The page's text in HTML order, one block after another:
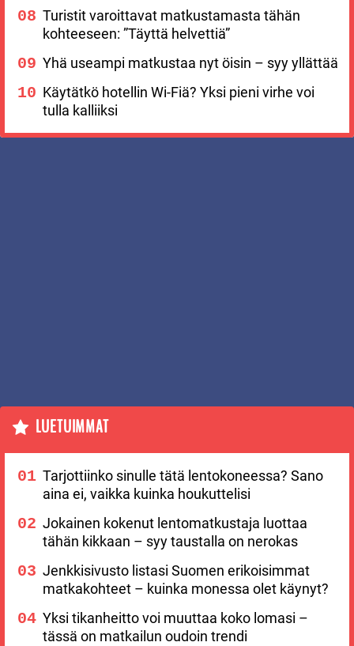
Turistit varoittavat matkustamasta tähän
kohteeseen: ”Täyttä helvettiä”
Yhä useampi matkustaa nyt öisin – syy yllättää
Käytätkö hotellin Wi-Fiä? Yksi pieni virhe voi
tulla kalliiksi
LUETUIMMAT
Tarjottiinko sinulle tätä lentokoneessa? Sano
aina ei, vaikka kuinka houkuttelisi
Jokainen kokenut lentomatkustaja luottaa
tähän kikkaan – syy taustalla on nerokas
Jenkkisivusto listasi Suomen erikoisimmat
matkakohteet – kuinka monessa olet käynyt?
Yksi tikanheitto voi muuttaa koko lomasi –
tässä on matkailun oudoin trendi